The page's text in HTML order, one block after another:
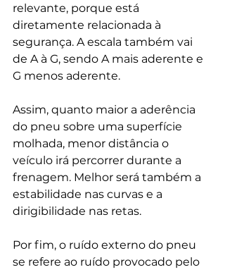
relevante, porque está
diretamente relacionada à
segurança. A escala também vai
de A à G, sendo A mais aderente e
G menos aderente.
Assim, quanto maior a aderência
do pneu sobre uma superfície
molhada, menor distância o
veículo irá percorrer durante a
frenagem. Melhor será também a
estabilidade nas curvas e a
dirigibilidade nas retas.
Por fim, o ruído externo do pneu
se refere ao ruído provocado pelo